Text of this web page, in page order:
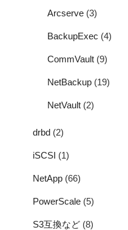
Arcserve (3)
BackupExec (4)
CommVault (9)
NetBackup (19)
NetVault (2)
drbd (2)
iSCSI (1)
NetApp (66)
PowerScale (5)
S3互換など (8)